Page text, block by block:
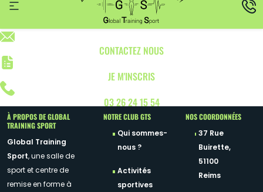
CONTACTEZ NOUS
JE M'INSCRIS
03 26 24 15 54
À PROPOS DE GLOBAL
TRAINING SPORT
Global Training
Sport, une salle de
sport et centre de
remise en forme à
NOTRE CLUB GTS
Qui sommes-
nous ?
Activités
sportives
NOS COORDONNÉES
37 Rue
Buirette,
51100
Reims